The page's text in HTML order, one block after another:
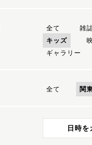
全て 雑
キッズ
ギャラリー
全て 関
日時